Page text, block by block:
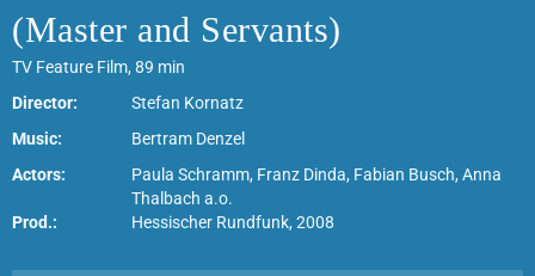
(Master and Servants)
TV Feature Film, 89 min
Director:
Stefan Kornatz
Music:
Bertram Denzel
Actors:
Paula Schramm, Franz Dinda, Fabian Busch, Anna
Thalbach a.o.
Prod.:
Hessischer Rundfunk, 2008